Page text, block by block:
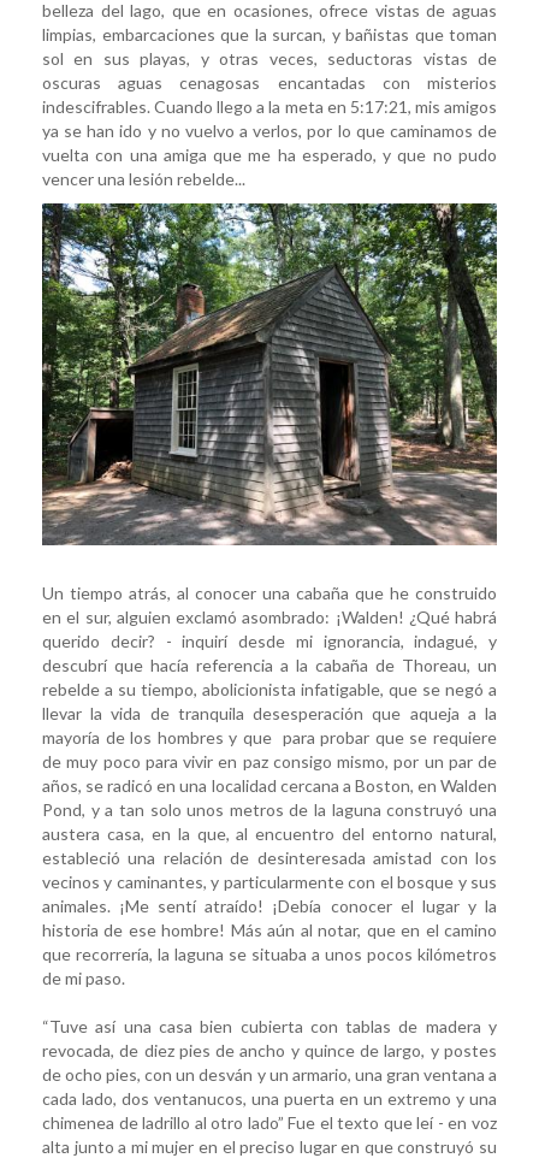
belleza del lago, que en ocasiones, ofrece vistas de aguas
limpias, embarcaciones que la surcan, y bañistas que toman
sol en sus playas, y otras veces, seductoras vistas de
oscuras aguas cenagosas encantadas con misterios
indescifrables. Cuando llego a la meta en 5:17:21, mis amigos
ya se han ido y no vuelvo a verlos, por lo que caminamos de
vuelta con una amiga que me ha esperado, y que no pudo
vencer una lesión rebelde...
Un tiempo atrás, al conocer una cabaña que he construido
en el sur, alguien exclamó asombrado: ¡Walden! ¿Qué habrá
querido decir? - inquirí desde mi ignorancia, indagué, y
descubrí que hacía referencia a la cabaña de Thoreau, un
rebelde a su tiempo, abolicionista infatigable, que se negó a
llevar la vida de tranquila desesperación que aqueja a la
mayoría de los hombres y que para probar que se requiere
de muy poco para vivir en paz consigo mismo, por un par de
años, se radicó en una localidad cercana a Boston, en Walden
Pond, y a tan solo unos metros de la laguna construyó una
austera casa, en la que, al encuentro del entorno natural,
estableció una relación de desinteresada amistad con los
vecinos y caminantes, y particularmente con el bosque y sus
animales. ¡Me sentí atraído! ¡Debía conocer el lugar y la
historia de ese hombre! Más aún al notar, que en el camino
que recorrería, la laguna se situaba a unos pocos kilómetros
de mi paso.
“Tuve así una casa bien cubierta con tablas de madera y
revocada, de diez pies de ancho y quince de largo, y postes
de ocho pies, con un desván y un armario, una gran ventana a
cada lado, dos ventanucos, una puerta en un extremo y una
chimenea de ladrillo al otro lado” Fue el texto que leí - en voz
alta junto a mi mujer en el preciso lugar en que construyó su